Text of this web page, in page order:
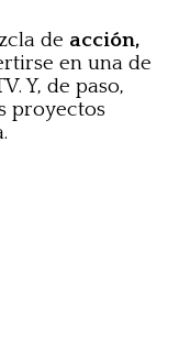
de acción,
en una de
Y, de paso,
proyectos